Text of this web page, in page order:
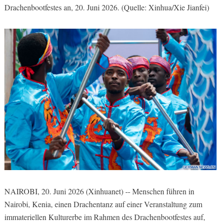
Drachenbootfestes an, 20. Juni 2026. (Quelle: Xinhua/Xie Jianfei)
NAIROBI, 20. Juni 2026 (Xinhuanet) -- Menschen führen in
Nairobi, Kenia, einen Drachentanz auf einer Veranstaltung zum
immateriellen Kulturerbe im Rahmen des Drachenbootfestes auf,